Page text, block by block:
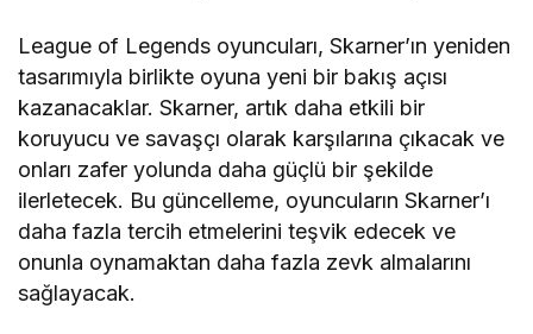
League of Legends oyuncuları, Skarner’ın yeniden
tasarımıyla birlikte oyuna yeni bir bakış açısı
kazanacaklar. Skarner, artık daha etkili bir
koruyucu ve savaşçı olarak karşılarına çıkacak ve
onları zafer yolunda daha güçlü bir şekilde
ilerletecek. Bu güncelleme, oyuncuların Skarner’ı
daha fazla tercih etmelerini teşvik edecek ve
onunla oynamaktan daha fazla zevk almalarını
sağlayacak.